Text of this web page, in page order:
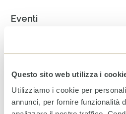
Questo sito web utilizza i
Utilizziamo i cookie per
annunci, per fornire funzionalità
Eventi
Ci sono tanti modi per
responsabilità sociale della tua
organizzati da CESVI;
di beneficenza; puoi
ovvero pensati e realizzati
responsabilità sociale della tua